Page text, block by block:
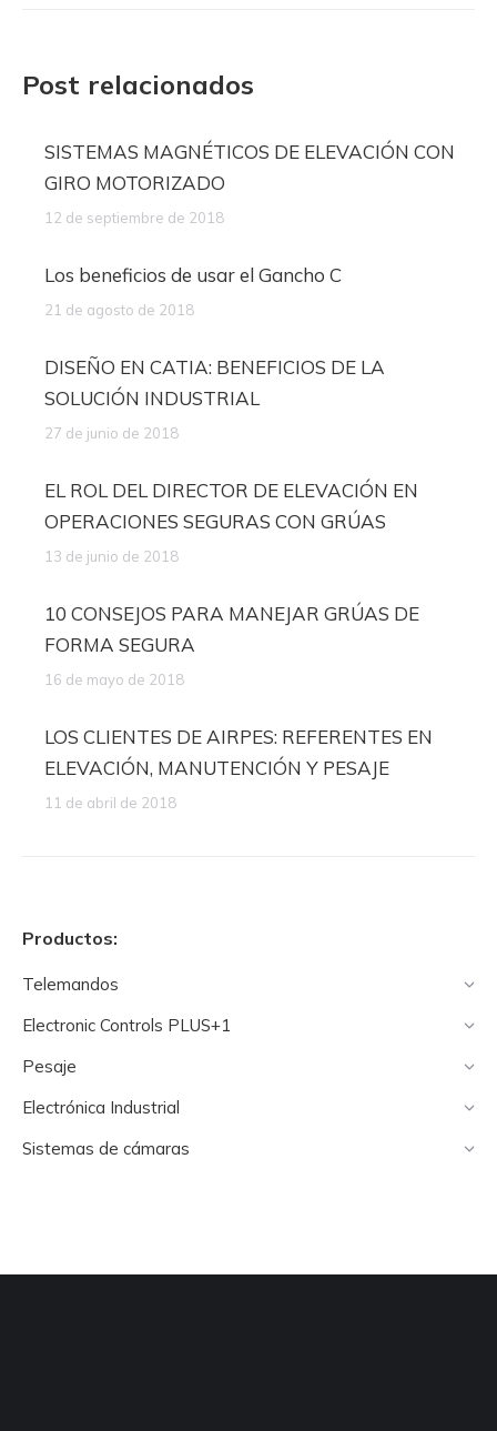
Post relacionados
SISTEMAS MAGNÉTICOS DE ELEVACIÓN CON
GIRO MOTORIZADO
12 de septiembre de 2018
Los beneficios de usar el Gancho C
21 de agosto de 2018
DISEÑO EN CATIA: BENEFICIOS DE LA
SOLUCIÓN INDUSTRIAL
27 de junio de 2018
EL ROL DEL DIRECTOR DE ELEVACIÓN EN
OPERACIONES SEGURAS CON GRÚAS
13 de junio de 2018
10 CONSEJOS PARA MANEJAR GRÚAS DE
FORMA SEGURA
16 de mayo de 2018
LOS CLIENTES DE AIRPES: REFERENTES EN
ELEVACIÓN, MANUTENCIÓN Y PESAJE
11 de abril de 2018
Productos:
Telemandos
Electronic Controls PLUS+1
Pesaje
Electrónica Industrial
Sistemas de cámaras